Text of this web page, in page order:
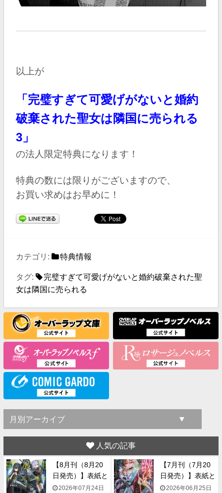
以上が
「完璧すぎて可愛げがないと婚約
破棄された聖女は隣国に売られる
3」
の法人限定特典になります！
特典の数には限りがございますので、
お買い求めはお早めに！
カテゴリ: 特典情報
タグ:
完璧すぎて可愛げがないと婚約破棄された聖
女は隣国に売られる
人気の記事
【8月刊（8月20
日発売）】表紙と
一...2026年07月24日
【7月刊（7月20
日発売）】表紙と
一...2026年06月25日